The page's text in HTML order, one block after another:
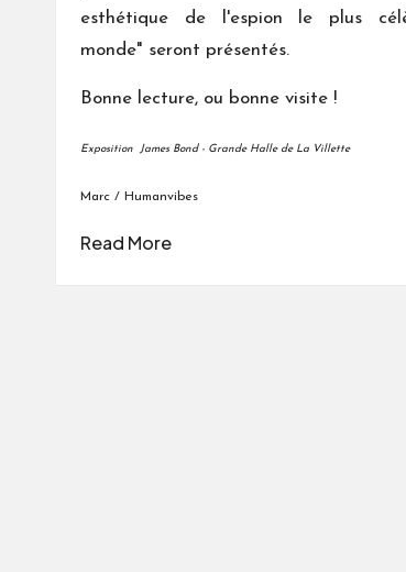
esthétique de l'espion le plus
monde" seront présentés.
Bonne lecture, ou bonne visite !
Exposition James Bond - Grande Halle de La Villette
Marc / Humanvibes
Read More